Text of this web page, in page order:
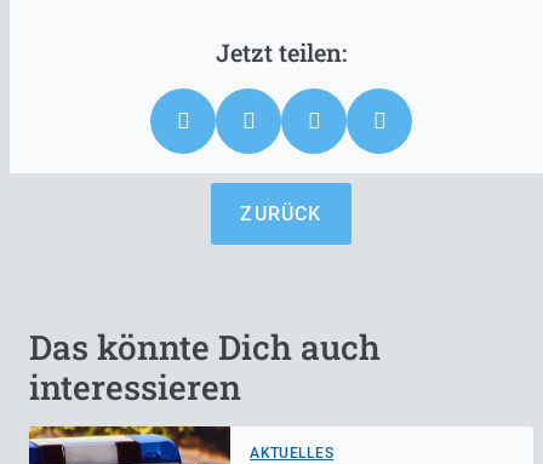
ZURÜCK
Das könnte Dich auch
interessieren
AKTUELLES